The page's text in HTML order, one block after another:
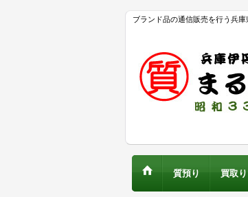
ブランド品の通信販売を行う兵
質預り 買取り